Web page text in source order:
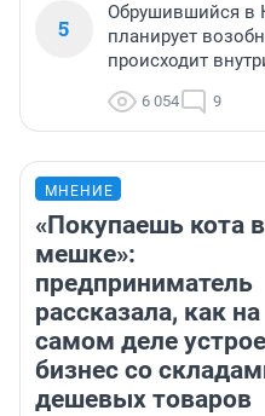
5
Обрушившийся в
планирует
происходит
6 054 9
МНЕНИЕ
«Покупаешь кота в
мешке»:
предприниматель
рассказала, как на
самом деле
бизнес со
дешевых товаров